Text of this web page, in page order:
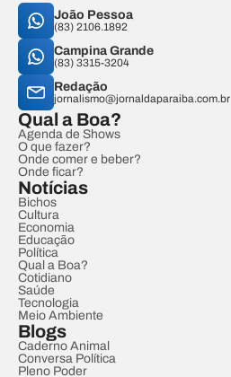
João Pessoa
(83) 2106.1892
Campina Grande
(83) 3315-3204
Redação
jornalismo@jornaldaparaiba.com.br
Qual a Boa?
Agenda de Shows
O que fazer?
Onde comer e beber?
Onde ficar?
Notícias
Bichos
Cultura
Economia
Educação
Política
Qual a Boa?
Cotidiano
Saúde
Tecnologia
Meio Ambiente
Blogs
Caderno Animal
Conversa Política
Pleno Poder